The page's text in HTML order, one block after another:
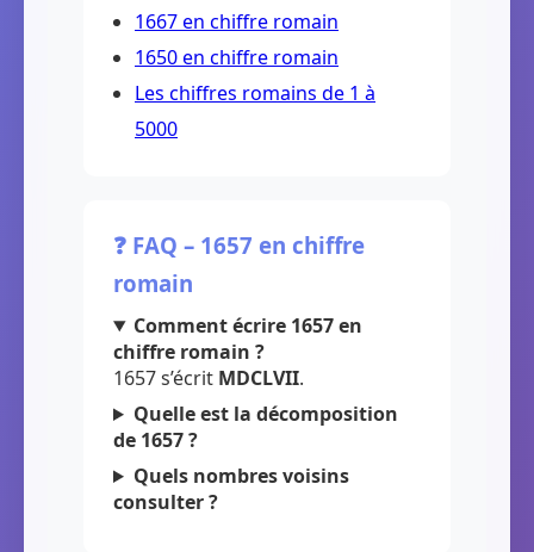
1667 en chiffre romain
1650 en chiffre romain
Les chiffres romains de 1 à
5000
❓ FAQ – 1657 en chiffre
romain
Comment écrire 1657 en
chiffre romain ?
1657 s’écrit MDCLVII.
Quelle est la décomposition
de 1657 ?
Quels nombres voisins
consulter ?